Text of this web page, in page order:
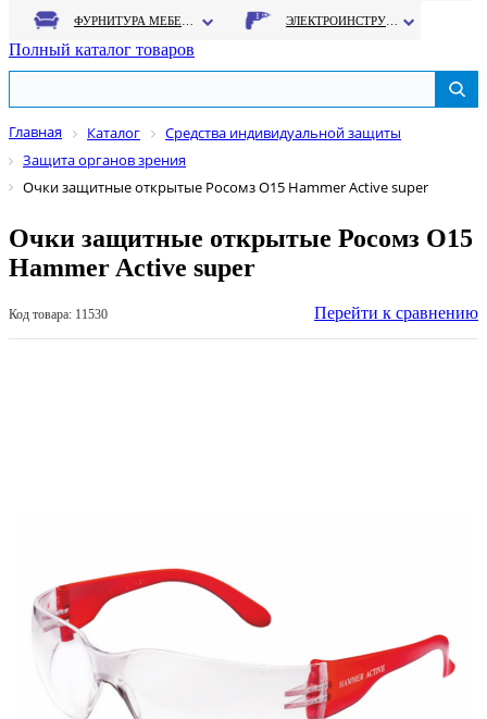
Полный каталог товаров
Главная Каталог
Средства индивидуальной защиты
Защита органов зрения
Очки защитные открытые Росомз О15 Hammer Active super
Очки защитные открытые Росомз О15
Hammer Active super
Код товара: 11530 Перейти к сравнению